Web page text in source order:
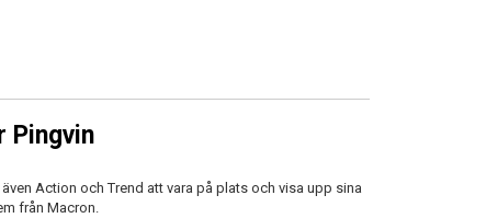
Pingvin
Action och Trend att vara på plats och visa upp sina
från Macron.